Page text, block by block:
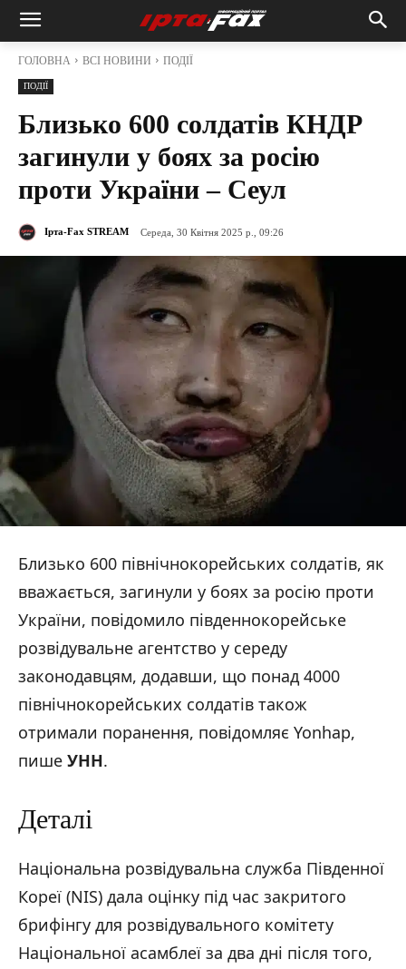
ГОЛОВНА ВСІ НОВИНИ ПОДІЇ
ПОДІЇ
Близько 600 солдатів КНДР
загинули у боях за росію
проти України – Сеул
Ірта-Fax STREAM Середа, 30 Квітня 2025 р., 09:26
Близько 600 північнокорейських солдатів, як
вважається, загинули у боях за росію проти
України, повідомило південнокорейське
розвідувальне агентство у середу
законодавцям, додавши, що понад 4000
північнокорейських солдатів також
отримали поранення, повідомляє Yonhap,
пише УНН.
Деталі
Національна розвідувальна служба Південної
Кореї (NIS) дала оцінку під час закритого
брифінгу для розвідувального комітету
Національної асамблеї за два дні після того,